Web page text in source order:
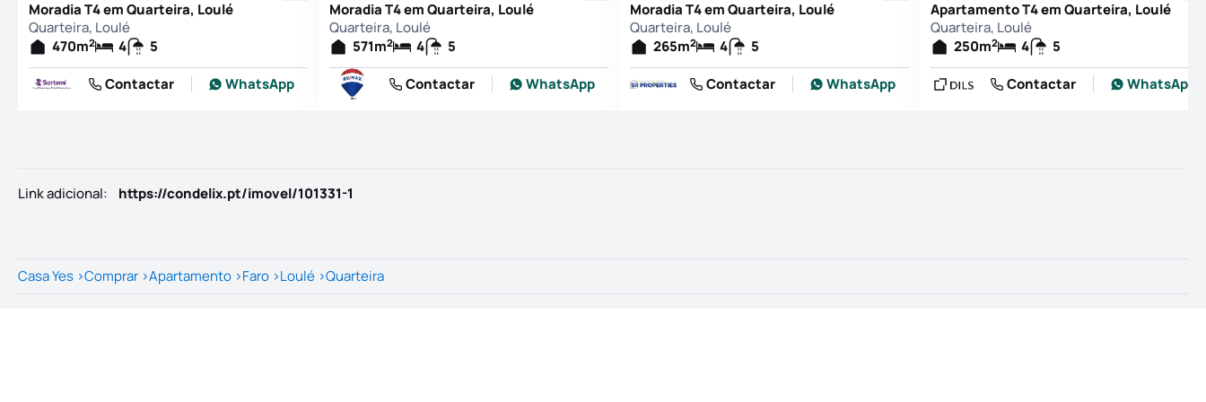
Moradia T4 em Quarteira, Loulé
Quarteira, Loulé
470m2 4
5
Contactar
WhatsApp
Moradia T4 em Quarteira, Loulé
Quarteira, Loulé
571m2 4
5
Contactar
WhatsApp
Moradia T4 em Quarteira, Loulé
Quarteira, Loulé
265m2 4
5
Contactar
WhatsApp
Apartamento T4 em Quarteira, Loulé
Quarteira, Loulé
250m2 4
5
Contactar
WhatsApp
Link adicional: https://condelix.pt/imovel/101331-1
Casa Yes >Comprar >Apartamento >Faro >Loulé >Quarteira